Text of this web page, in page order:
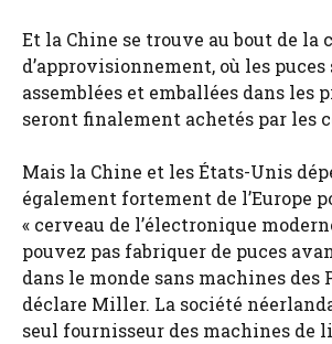
Et la Chine se trouve au bout de la
d’approvisionnement, où les puces
assemblées et emballées dans les
seront finalement achetés par les
Mais la Chine et les États-Unis
également fortement de l’Europe
« cerveau de l’électronique
pouvez pas fabriquer de puces
dans le monde sans machines des
déclare Miller. La société
seul fournisseur des machines de